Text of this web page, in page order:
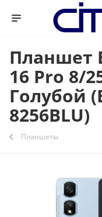
Планшет
16 Pro 8/
Голубой
8256BLU)
Планшеты